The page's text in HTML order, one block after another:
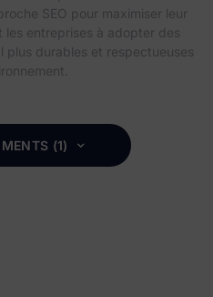
SEO pour maximiser leur
les entreprises à adopter des
durables et respectueuses
(1)